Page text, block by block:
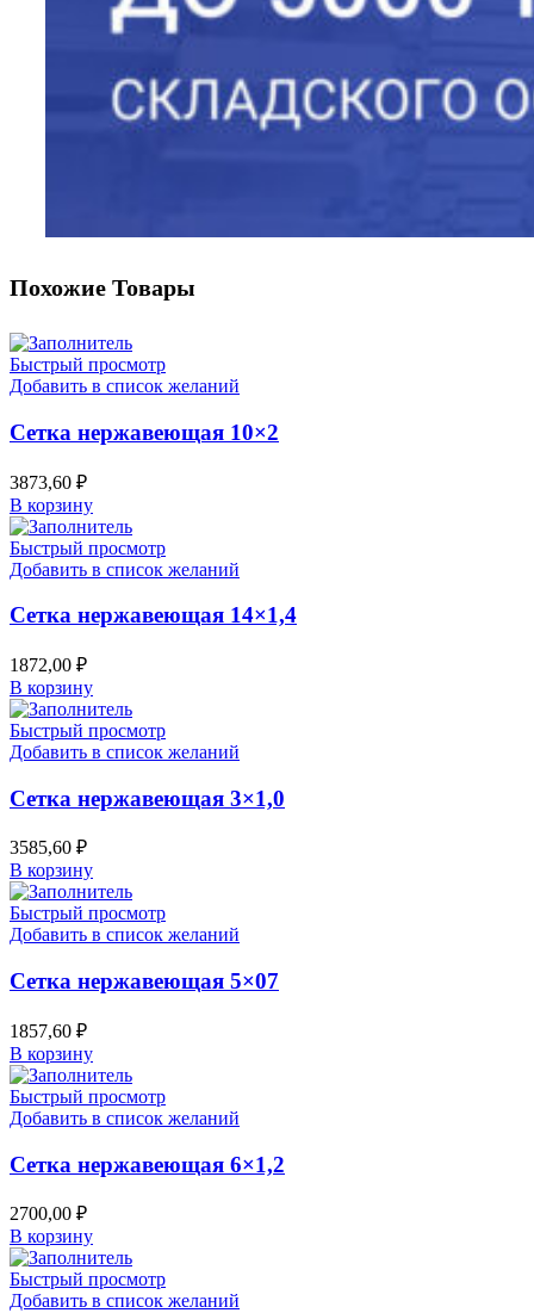
Похожие Товары
Быстрый просмотр
Добавить в список желаний
Сетка нержавеющая 10×2
3873,60 ₽
В корзину
Быстрый просмотр
Добавить в список желаний
Сетка нержавеющая 14×1,4
1872,00 ₽
В корзину
Быстрый просмотр
Добавить в список желаний
Сетка нержавеющая 3×1,0
3585,60 ₽
В корзину
Быстрый просмотр
Добавить в список желаний
Сетка нержавеющая 5×07
1857,60 ₽
В корзину
Быстрый просмотр
Добавить в список желаний
Сетка нержавеющая 6×1,2
2700,00 ₽
В корзину
Быстрый просмотр
Добавить в список желаний